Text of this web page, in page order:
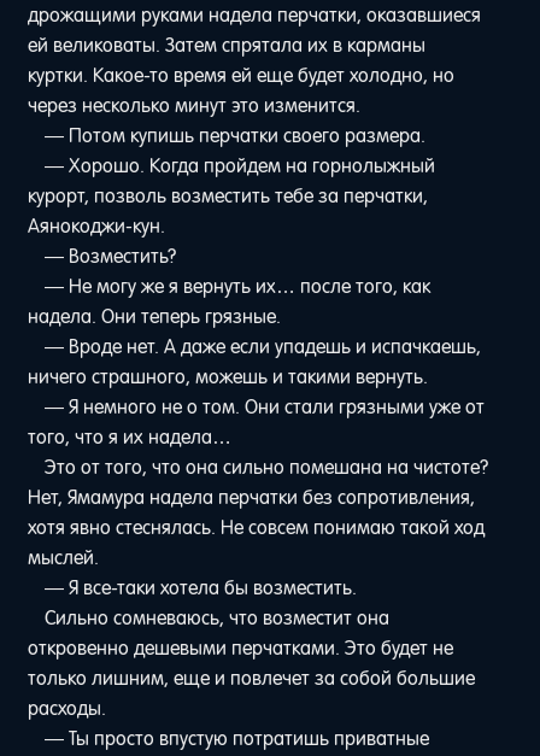
дрожащими руками надела перчатки, оказавшиеся
ей великоваты. Затем спрятала их в карманы
куртки. Какое-то время ей еще будет холодно, но
через несколько минут это изменится.
— Потом купишь перчатки своего размера.
— Хорошо. Когда пройдем на горнолыжный
курорт, позволь возместить тебе за перчатки,
Аянокоджи-кун.
— Возместить?
— Не могу же я вернуть их… после того, как
надела. Они теперь грязные.
— Вроде нет. А даже если упадешь и испачкаешь,
ничего страшного, можешь и такими вернуть.
— Я немного не о том. Они стали грязными уже от
того, что я их надела…
Это от того, что она сильно помешана на чистоте?
Нет, Ямамура надела перчатки без сопротивления,
хотя явно стеснялась. Не совсем понимаю такой ход
мыслей.
— Я все-таки хотела бы возместить.
Сильно сомневаюсь, что возместит она
откровенно дешевыми перчатками. Это будет не
только лишним, еще и повлечет за собой большие
расходы.
— Ты просто впустую потратишь приватные